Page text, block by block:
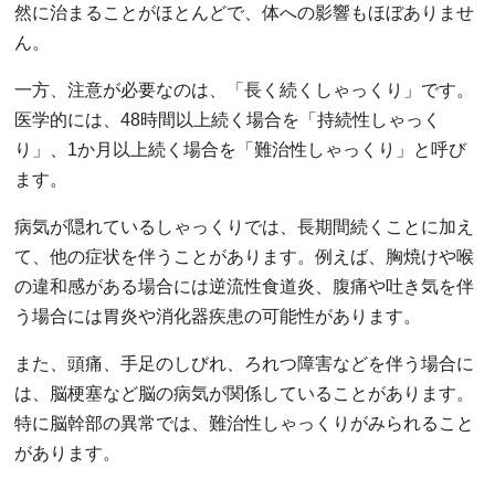
然に治まることがほとんどで、体への影響もほぼありませ
ん。
一方、注意が必要なのは、「長く続くしゃっくり」です。
医学的には、48時間以上続く場合を「持続性しゃっく
り」、1か月以上続く場合を「難治性しゃっくり」と呼び
ます。
病気が隠れているしゃっくりでは、長期間続くことに加え
て、他の症状を伴うことがあります。例えば、胸焼けや喉
の違和感がある場合には逆流性食道炎、腹痛や吐き気を伴
う場合には胃炎や消化器疾患の可能性があります。
また、頭痛、手足のしびれ、ろれつ障害などを伴う場合に
は、脳梗塞など脳の病気が関係していることがあります。
特に脳幹部の異常では、難治性しゃっくりがみられること
があります。